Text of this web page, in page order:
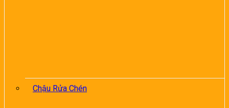
Chậu Rửa Chén